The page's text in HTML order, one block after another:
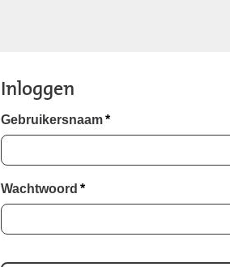
Inloggen
Gebruikersnaam *
Wachtwoord *